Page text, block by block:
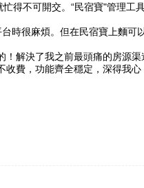
得不可開交。“民宿寶"管理工
時很麻煩。但在民宿寶上麵可
解決了我之前最頭痛的房源渠
費，功能齊全穩定，深得我